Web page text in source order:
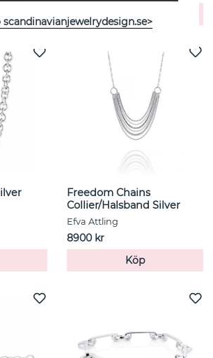
Freedom Chains
Collier/Halsband Silver
Efva Attling
8900 kr
Köp